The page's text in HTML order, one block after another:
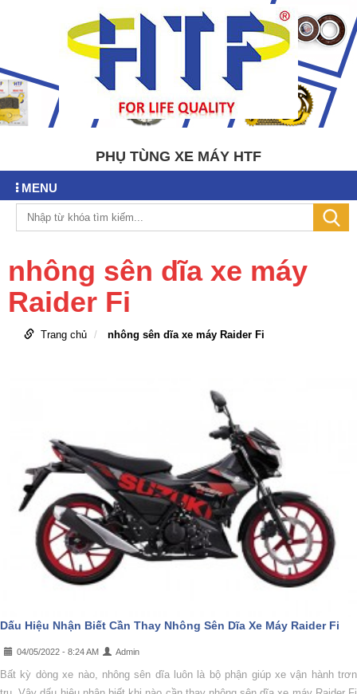
PHỤ TÙNG XE MÁY HTF
MENU
nhông sên dĩa xe máy
Raider Fi
Trang chủ nhông sên dĩa xe máy Raider Fi
Dấu Hiệu Nhận Biết Cần Thay Nhông Sên Dĩa Xe Máy Raider Fi
04/05/2022 - 8:24 AM Admin
Bất kỳ dòng xe nào, nhông sên dĩa luôn là bộ phận giúp xe vận hành trơn